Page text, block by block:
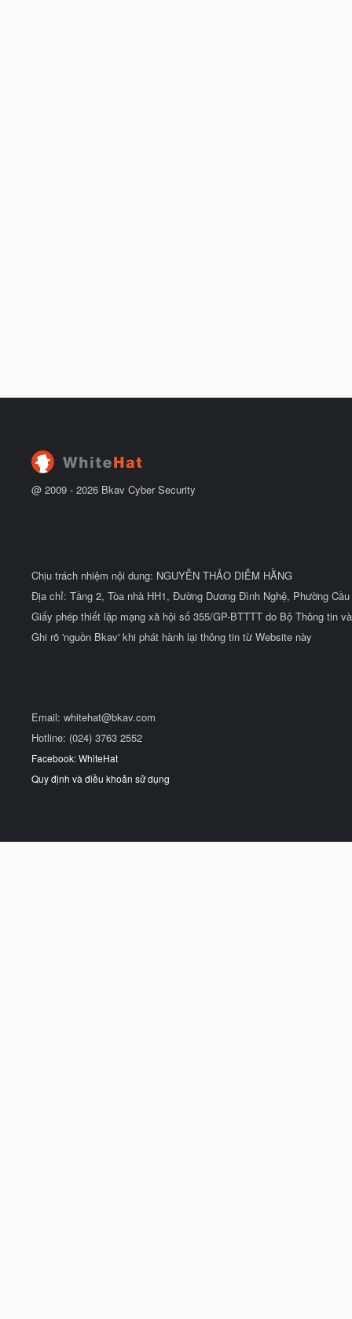
@ 2009 - 2026 Bkav Cyber Security
Chịu trách nhiệm nội dung: NGUYỄN THẢO DIỄM HẰNG
Địa chỉ: Tầng 2, Tòa nhà HH1, Đường Dương Đình Nghệ, Phường
Giấy phép thiết lập mạng xã hội số 355/GP-BTTTT do Bộ Thông tin
Ghi rõ 'nguồn Bkav' khi phát hành lại thông tin từ Website này
Email: whitehat@bkav.com
Hotline: (024) 3763 2552
Facebook: WhiteHat
Quy định và điều khoản sử dụng